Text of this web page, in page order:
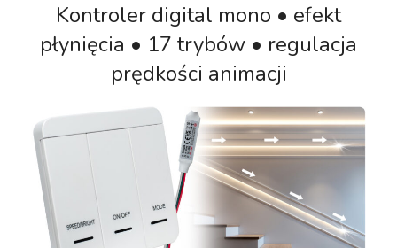
Kontroler digital mono • efekt
płynięcia • 17 trybów • regulacja
prędkości animacji